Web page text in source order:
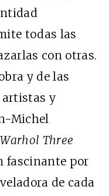
todas las
con otras.
y de las
artistas y
Michel
Three
fascinante por
de cada